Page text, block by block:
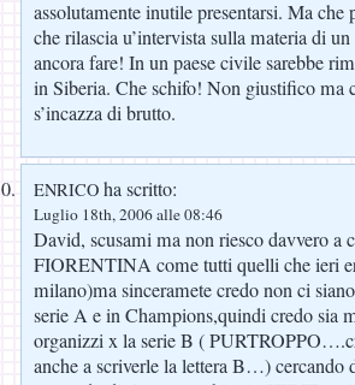
assolutamente inutile presentarsi. Ma che
che rilascia u’intervista sulla materia di
ancora fare! In un paese civile sarebbe
in Siberia. Che schifo! Non giustifico ma
s’incazza di brutto.
ENRICO ha scritto:
Luglio 18th, 2006 alle 08:46
David, scusami ma non riesco davvero a
FIORENTINA come tutti quelli che ieri
milano)ma sinceramete credo non ci
serie A e in Champions,quindi credo sia
organizzi x la serie B (
anche a scriverle la lettera B…) cercando